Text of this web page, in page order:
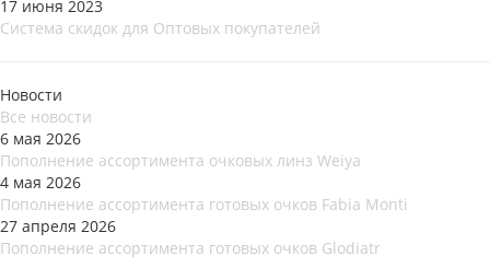
17 июня 2023
Система скидок для Оптовых покупателей
Новости
Все новости
6 мая 2026
Пополнение ассортимента очковых линз Weiya
4 мая 2026
Пополнение ассортимента готовых очков Fabia Monti
27 апреля 2026
Пополнение ассортимента готовых очков Glodiatr